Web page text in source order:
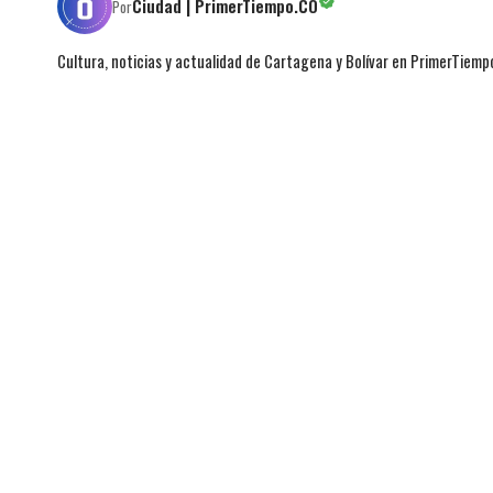
PorCiudad | PrimerTiempo.CO
Cultura, noticias y actualidad de Cartagena y Bolívar en